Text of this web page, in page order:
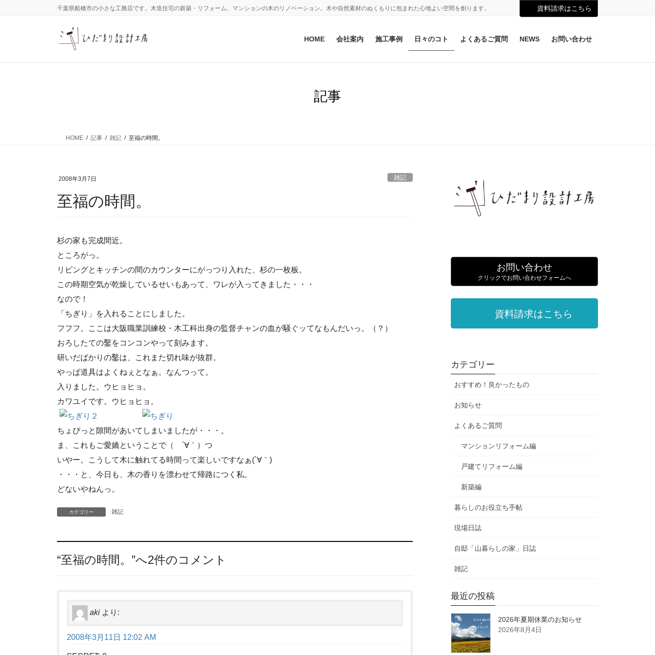
千葉県船橋市の小さな工務店です。木造住宅の新築・リフォーム、マンションの木のリノベーション。木や自然素材のぬくもりに包まれた心地よい空間を創ります。 資料請求はこちら
HOME 会社案内 施工事例 日々のコト よくあるご質問 NEWS お問い合わせ
記事
HOME 記事 雑記 至福の時間。
2008年3月7日 雑記
至福の時間。
杉の家も完成間近。
ところがっ。
リビングとキッチンの間のカウンターにがっつり入れた、杉の一枚板。
この時期空気が乾燥しているせいもあって、ワレが入ってきました・・・
なので！
「ちぎり」を入れることにしました。
フフフ。ここは大阪職業訓練校・木工科出身の監督チャンの血が騒ぐッてなもんだいっ。（？）
おろしたての鑿をコンコンやって刻みます。
研いだばかりの鑿は、これまた切れ味が抜群。
やっぱ道具はよくねぇとなぁ。なんつって。
入りました。ウヒョヒョ。
カワユイです。ウヒョヒョ。
ちょびっと隙間があいてしまいましたが・・・。
ま、これもご愛嬌ということで（ ´∀｀）つ
いやー。こうして木に触れてる時間って楽しいですなぁ(´∀｀)
・・・と、今日も、木の香りを漂わせて帰路につく私。
どないやねんっ。
カテゴリー 雑記
“至福の時間。 ”へ2件のコメント
aki より:
2008年3月11日 12:02 AM
お問い合わせ
クリックでお問い合わせフォームへ
資料請求はこちら
カテゴリー
おすすめ！良かったもの
お知らせ
よくあるご質問
マンションリフォーム編
戸建てリフォーム編
新築編
暮らしのお役立ち手帖
現場日誌
自邸「山暮らしの家」日誌
雑記
最近の投稿
2026年夏期休業のお知らせ
2026年8月4日